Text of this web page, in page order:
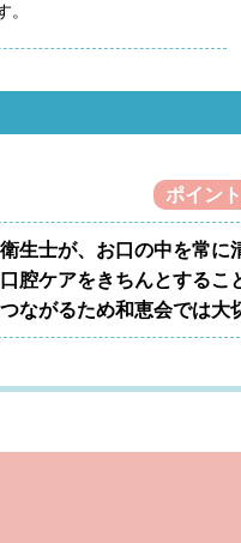
。
ポイント
生士が、お口の中を常に
腔ケアをきちんとするこ
ながるため和恵会では大